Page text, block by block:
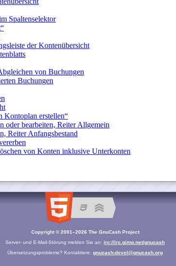
Copyright © 2001–2026 The GnuCash Project
Server- und E-Mail-Störung melden Sie an: irc://irc.gimp.net/gnucash
Übersetzungsprobleme? Kontaktiere: gnucash-devel@gnucash.org